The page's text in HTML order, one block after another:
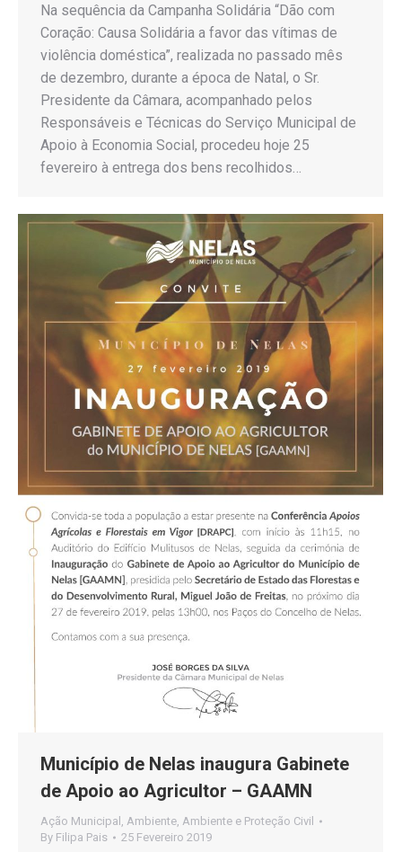
Na sequência da Campanha Solidária “Dão com
Coração: Causa Solidária a favor das vítimas de
violência doméstica”, realizada no passado mês
de dezembro, durante a época de Natal, o Sr.
Presidente da Câmara, acompanhado pelos
Responsáveis e Técnicas do Serviço Municipal de
Apoio à Economia Social, procedeu hoje 25
fevereiro à entrega dos bens recolhidos…
Município de Nelas inaugura Gabinete
de Apoio ao Agricultor – GAAMN
Ação Municipal , Ambiente, Ambiente e Proteção Civil
By Filipa Pais 25 Fevereiro 2019